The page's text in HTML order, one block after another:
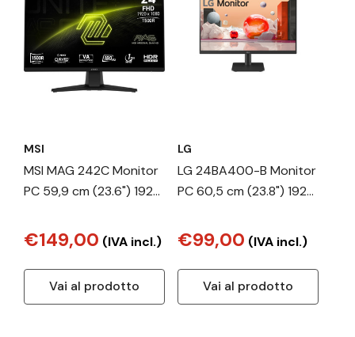
MSI
MSI MAG 242C Monitor
PC 59,9 cm (23.6") 1920
Nero
€149,00 (IVA incl.)
Vai al prodotto
LG
LG 24BA400-B Monitor
PC 60,5 cm (23.8") 1920
Nero
€99,00 (IVA incl.)
Vai al prodotto